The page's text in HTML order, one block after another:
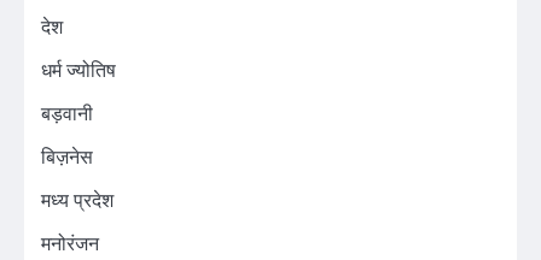
देश
धर्म ज्योतिष
बड़वानी
बिज़नेस
मध्य प्रदेश
मनोरंजन